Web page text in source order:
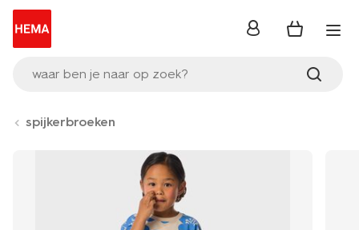
waar ben je naar op zoek?
inloggen
spijkerbroeken